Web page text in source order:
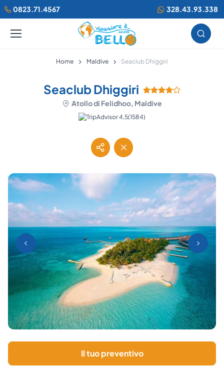
0823.71.4567 328.43.93.338
Home Maldive Seaclub Dhiggiri
Seaclub Dhiggiri
Atollo di Felidhoo, Maldive
(1584)
Il tuo preventivo